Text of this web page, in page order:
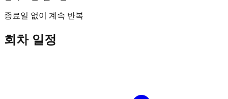
종료일 없이 계속 반복
회차 일정